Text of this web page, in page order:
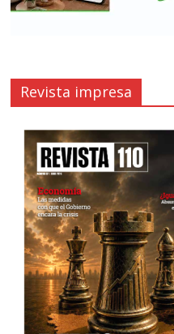
Revista impresa